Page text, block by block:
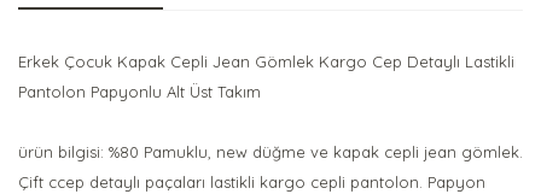
Erkek Çocuk Kapak Cepli Jean Gömlek Kargo Cep Detaylı Lastikli
Pantolon Papyonlu Alt Üst Takım
ürün bilgisi: %80 Pamuklu, new düğme ve kapak cepli jean gömlek.
Çift ccep detaylı paçaları lastikli kargo cepli pantolon. Papyon